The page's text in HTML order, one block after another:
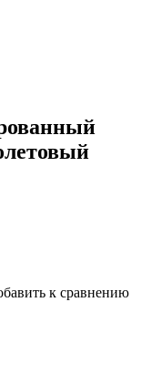
к сравнению